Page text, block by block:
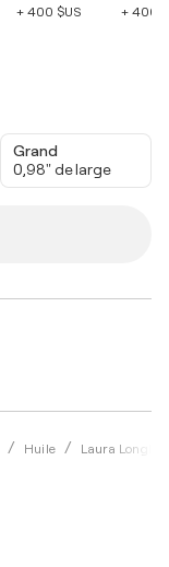
Huile Laura
+ 400 $US
+ 400
Grand
0,98" de large